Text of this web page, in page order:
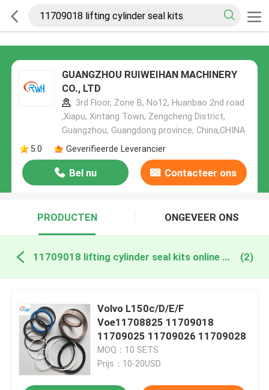
GUANGZHOU RUIWEIHAN MACHINERY
CO., LTD
3rd Floor, Zone B, No12, Huanbao 2nd road
,Xiapu, Xintang Town, Zengcheng District,
Guangzhou, Guangdong province, China,CHINA
5.0
Geverifieerde Leverancier
Bel nu Contacteer ons
PRODUCTEN ONGEVEER ONS
11709018 lifting cylinder seal kits online fabricage (2)
Volvo L150c/D/E/F
Voe11708825 11709018
11709025 11709026 11709028
MOQ：10 SETS
Prijs：10-20USD